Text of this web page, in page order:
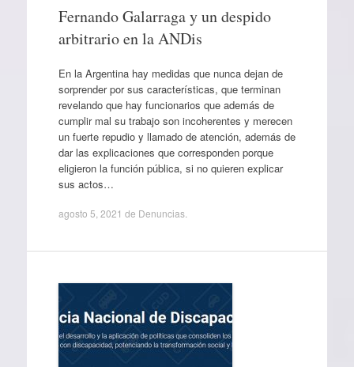
Fernando Galarraga y un despido
arbitrario en la ANDis
En la Argentina hay medidas que nunca dejan de
sorprender por sus características, que terminan
revelando que hay funcionarios que además de
cumplir mal su trabajo son incoherentes y merecen
un fuerte repudio y llamado de atención, además de
dar las explicaciones que corresponden porque
eligieron la función pública, si no quieren explicar
sus actos…
agosto 5, 2021 de Denuncias.